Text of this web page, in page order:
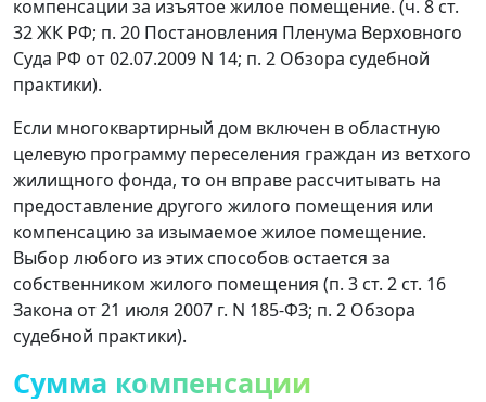
компенсации за изъятое жилое помещение. (ч. 8 ст.
32 ЖК РФ; п. 20 Постановления Пленума Верховного
Суда РФ от 02.07.2009 N 14; п. 2 Обзора судебной
практики).
Если многоквартирный дом включен в областную
целевую программу переселения граждан из ветхого
жилищного фонда, то он вправе рассчитывать на
предоставление другого жилого помещения или
компенсацию за изымаемое жилое помещение.
Выбор любого из этих способов остается за
собственником жилого помещения (п. 3 ст. 2 ст. 16
Закона от 21 июля 2007 г. N 185-ФЗ; п. 2 Обзора
судебной практики).
Сумма компенсации